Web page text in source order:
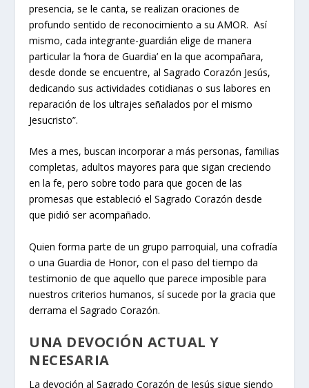
presencia, se le canta, se realizan oraciones de
profundo sentido de reconocimiento a su AMOR. Así
mismo, cada integrante-guardián elige de manera
particular la ‘hora de Guardia’ en la que acompañara,
desde donde se encuentre, al Sagrado Corazón Jesús,
dedicando sus actividades cotidianas o sus labores en
reparación de los ultrajes señalados por el mismo
Jesucristo”.
Mes a mes, buscan incorporar a más personas, familias
completas, adultos mayores para que sigan creciendo
en la fe, pero sobre todo para que gocen de las
promesas que estableció el Sagrado Corazón desde
que pidió ser acompañado.
Quien forma parte de un grupo parroquial, una cofradía
o una Guardia de Honor, con el paso del tiempo da
testimonio de que aquello que parece imposible para
nuestros criterios humanos, sí sucede por la gracia que
derrama el Sagrado Corazón.
UNA DEVOCIÓN ACTUAL Y
NECESARIA
La devoción al Sagrado Corazón de Jesús sigue siendo